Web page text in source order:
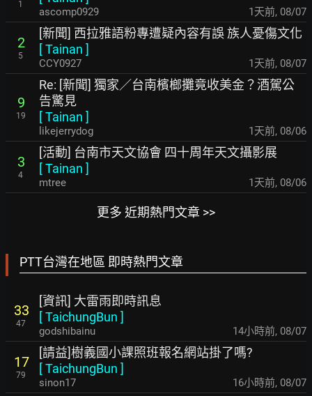
1
ascomp0929 1天前, 08/07
2
5
[新聞] 西拉雅語粉專遭疑內容有誤 族人憂傷文化
[Tainan ]
CCY0927 1天前, 08/07
9
19
Re: [新聞] 獨家／台南檳榔攤竟收美金？酒駕公
告驚見
[Tainan ]
likejerrydog 1天前, 08/06
3
4
[活動] 台南市天文協會 四十周年天文攝影展
[Tainan ]
mtree 1天前, 08/06
更多 近期熱門文章 >>
PTT台灣在地區 即時熱門文章
33
47
[資訊] 大雷雨即時訊息
[TaichungBun ]
godshibainu 14小時前, 08/07
17
79
[請益]樹義國小課照班報名網站掛了嗎?
[TaichungBun ]
sinon17 16小時前, 08/07